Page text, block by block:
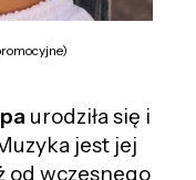
urodziła się i
jest jej
od wczesnego